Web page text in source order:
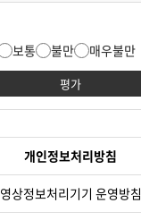
보통 불만 매우불만
평가
개인정보처리방침
영상정보처리기기 운영방침